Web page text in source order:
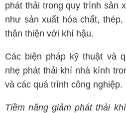
phát thải trong quy trình sản
như sản xuất hóa chất,
thân thiện với khí hậu.
Các biện pháp kỹ thuật và
nhẹ phát thải khí nhà kính
và các quá trình công nghiệp.
Tiềm năng giảm phát thải